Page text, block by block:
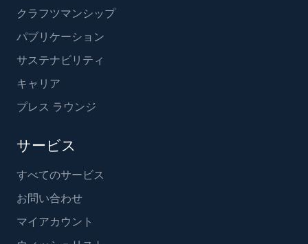
クラフツマンシップ
パブリケーション
サステナビリティ
キャリア
プレス ラウンジ
サービス
すべてのサービス
お問い合わせ
マイアカウント